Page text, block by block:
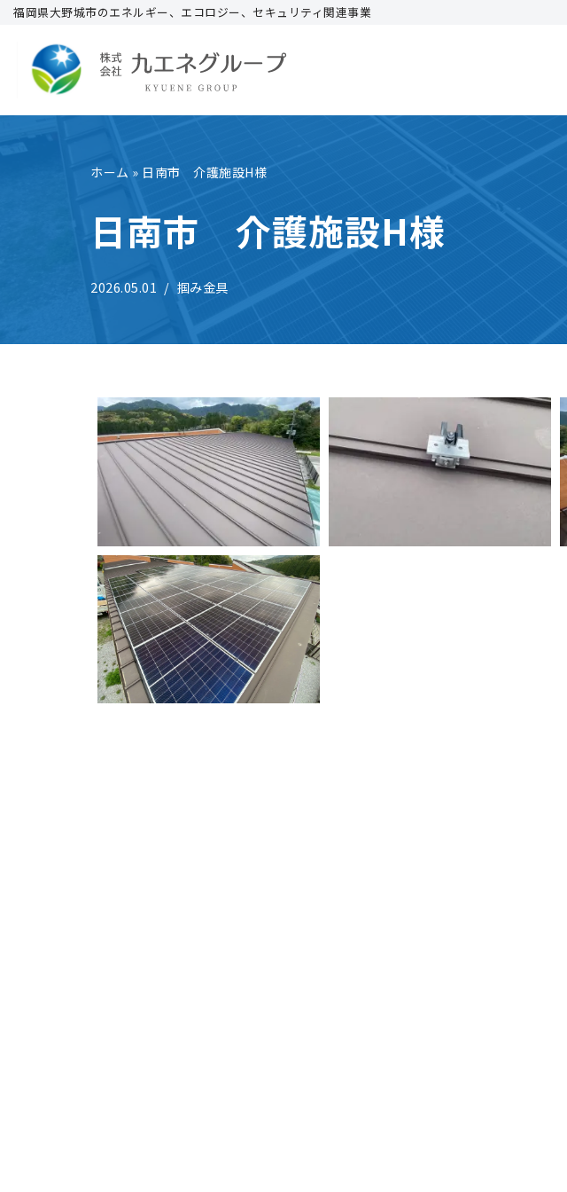
福岡県大野城市のエネルギー、エコロジー、セキュリティ関連事業
ホーム » 日南市 介護施設H様
日南市 介護施設H様
2026.05.01 掴み金具